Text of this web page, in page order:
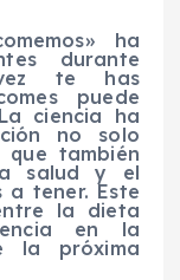
ha
durante
te has
puede
ciencia ha
no solo
también
salud y el
a tener. Este
la dieta
en la
la próxima